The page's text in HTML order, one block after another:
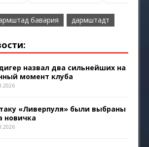
бавария дармштадт
назвал два сильнейших на
момент клуба
«Ливерпуля» были выбраны
новичка